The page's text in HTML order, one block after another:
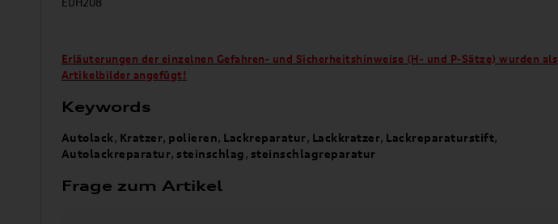
Erläuterungen der einzelnen Gefahren- und Sicherheitshinweise (H- und P-Sätze) wurden als
Artikelbilder angefügt!
Keywords
Autolack, Kratzer, polieren, Lackreparatur, Lackkratzer, Lackreparaturstift,
Autolackreparatur, steinschlag, steinschlagreparatur
Frage zum Artikel